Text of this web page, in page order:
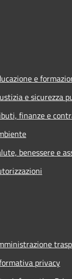
e
e sicurezza
finanze e
benessere e
privacy